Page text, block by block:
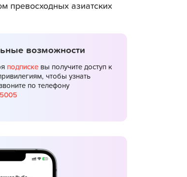
превосходных азиатских
возможности
подписке вы получите доступ к
чтобы узнать
по телефону